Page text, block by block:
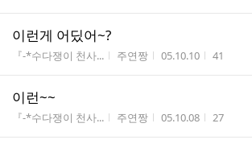
이런게 어딨어~?
게시판명
『-*수다쟁이 천사... 작성자
주연짱 작성시간
05.10.10 조회수
41
이런~~
게시판명
『-*수다쟁이 천사... 작성자
주연짱 작성시간
05.10.08 조회수
27